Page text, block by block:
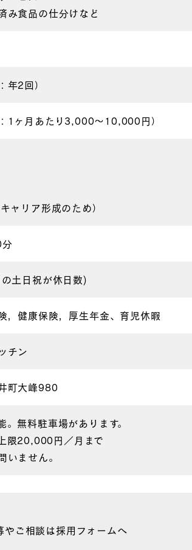
み食品の仕分けなど
年2回）
1ヶ月あたり3,000〜10,000円）
ャリア形成のため）
土日祝が休日数)
，健康保険，厚生年金、育児休暇
チン
町大峰980
無料駐車場があります。
限20,000円／月まで
ません。
やご相談は採用フォームへ